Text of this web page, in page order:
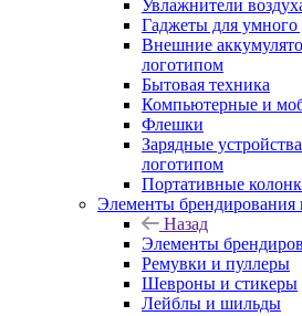
Увлажнители
Гаджеты для
Внешние
логотипом
Бытовая техника
Компьютерные и
Флешки
Зарядные
логотипом
Портативные
Элементы брендирования
Назад
Элементы
Ремувки и пуллеры
Шевроны и стикеры
Лейблы и шильды